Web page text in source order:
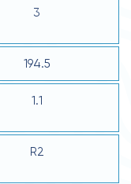
3
194.5
1.1
R2